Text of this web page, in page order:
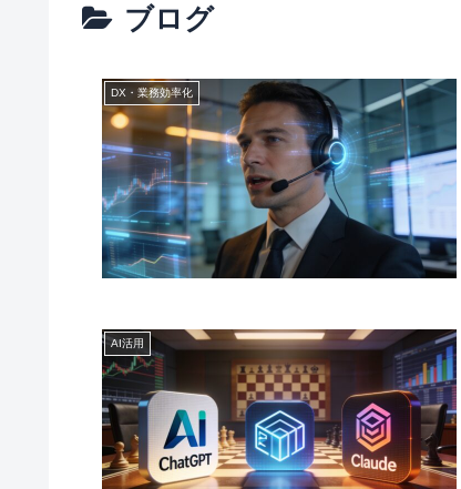
ブログ
DX・業務効率化
AI活用